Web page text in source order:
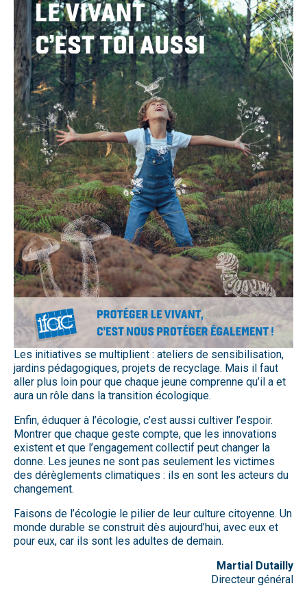
Les initiatives se multiplient : ateliers de sensibilisation,
jardins pédagogiques, projets de recyclage. Mais il faut
aller plus loin pour que chaque jeune comprenne qu’il a et
aura un rôle dans la transition écologique.
Enfin, éduquer à l’écologie, c’est aussi cultiver l’espoir.
Montrer que chaque geste compte, que les innovations
existent et que l’engagement collectif peut changer la
donne. Les jeunes ne sont pas seulement les victimes
des dérèglements climatiques : ils en sont les acteurs du
changement.
Faisons de l’écologie le pilier de leur culture citoyenne. Un
monde durable se construit dès aujourd’hui, avec eux et
pour eux, car ils sont les adultes de demain.
Martial Dutailly
Directeur général